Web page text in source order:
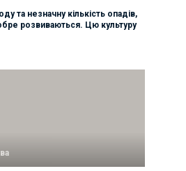
та незначну кількість опадів,
розвиваються. Цю культуру